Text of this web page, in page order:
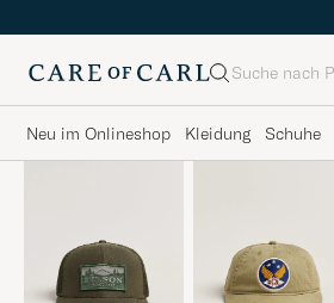
Suche
Neu im Onlineshop Kleidung Schuhe